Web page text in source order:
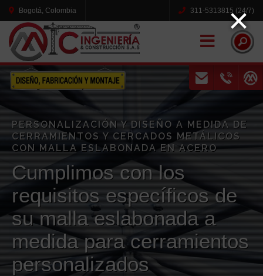
Bogotá, Colombia 311-5313815 (24/7)
PERSONALIZACIÓN Y DISEÑO A MEDIDA DE
CERRAMIENTOS Y CERCADOS METÁLICOS
CON MALLA ESLABONADA EN ACERO
Cumplimos con los
requisitos específicos de
su malla eslabonada a
medida para cerramientos
personalizados
×